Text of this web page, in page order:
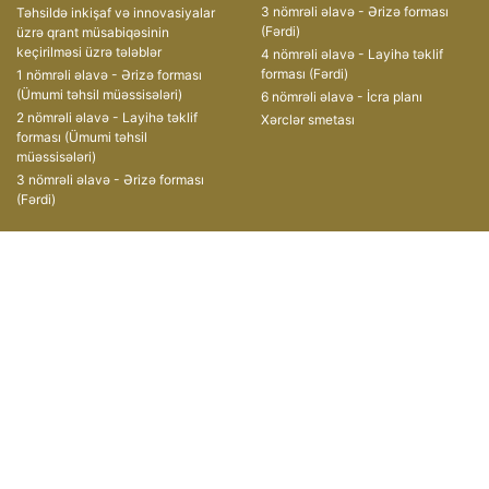
Təhsildə inkişaf və innovasiyalar
üzrə qrant müsabiqəsinin
keçirilməsi üzrə tələblər
1 nömrəli əlavə - Ərizə forması
(Ümumi təhsil müəssisələri)
2 nömrəli əlavə - Layihə təklif
forması (Ümumi təhsil
müəssisələri)
3 nömrəli əlavə - Ərizə forması
(Fərdi)
3 nömrəli əlavə - Ərizə forması
(Fərdi)
4 nömrəli əlavə - Layihə təklif
forması (Fərdi)
6 nömrəli əlavə - İcra planı
Xərclər smetası